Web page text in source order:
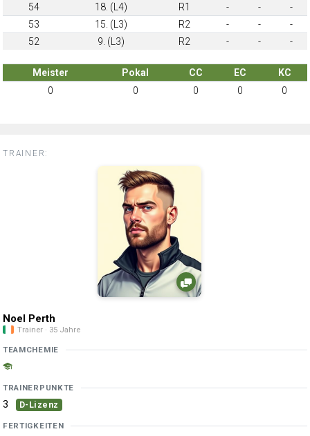
54
18. (L4) R1 - -
-
53
15. (L3) R2 - -
-
52
9. (L3) R2 - - -
Meister Pokal CC EC
KC
0
0 0 0 0
TRAINER:
Noel Perth
Trainer · 35 Jahre
TEAMCHEMIE
TRAINERPUNKTE
3 D-Lizenz
FERTIGKEITEN